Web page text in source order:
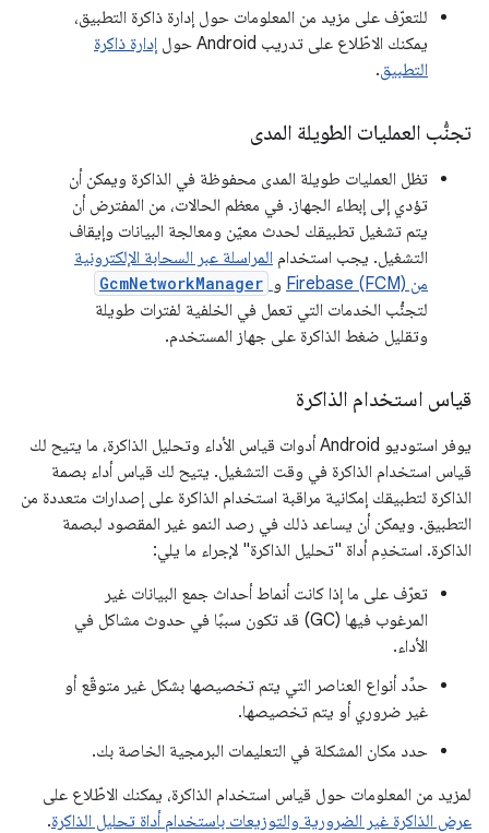
للتعرّف على مزيد من المعلومات حول إدارة ذاكرة التطبيق،
يمكنك الاطّلاع على تدريب Android حول
إدارة ذاكرة
التطبيق.
تجنُّب العمليات الطويلة المدى
تظل العمليات طويلة المدى محفوظة في الذاكرة ويمكن أن
تؤدي إلى إبطاء الجهاز. في معظم الحالات، من المفترض أن
يتم تشغيل تطبيقك لحدث معيّن ومعالجة البيانات وإيقاف
التشغيل. يجب استخدام المراسلة عبر السحابة الإلكترونية
من Firebase (FCM)
و GcmNetworkManager
لتجنُّب الخدمات التي تعمل في الخلفية لفترات طويلة
وتقليل ضغط الذاكرة على جهاز المستخدم.
قياس استخدام الذاكرة
يوفر استوديو Android أدوات قياس الأداء وتحليل الذاكرة، ما يتيح لك
قياس استخدام الذاكرة في وقت التشغيل. يتيح لك قياس أداء بصمة
الذاكرة لتطبيقك إمكانية مراقبة استخدام الذاكرة على إصدارات متعددة من
التطبيق. ويمكن أن يساعد ذلك في رصد النمو غير المقصود لبصمة
الذاكرة. استخدِم أداة "تحليل الذاكرة" لإجراء ما يلي:
تعرّف على ما إذا كانت أنماط أحداث جمع البيانات غير
المرغوب فيها (GC) قد تكون سببًا في حدوث مشاكل في
الأداء.
حدِّد أنواع العناصر التي يتم تخصيصها بشكل غير متوقّع أو
غير ضروري أو يتم تخصيصها.
حدد مكان المشكلة في التعليمات البرمجية الخاصة بك.
لمزيد من المعلومات حول قياس استخدام الذاكرة، يمكنك الاطّلاع على
عرض الذاكرة غير الضرورية والتوزيعات باستخدام أداة تحليل الذاكرة.